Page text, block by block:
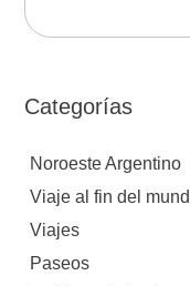
Categorías
Noroeste Argentino
Viaje al fin del
Viajes
Paseos